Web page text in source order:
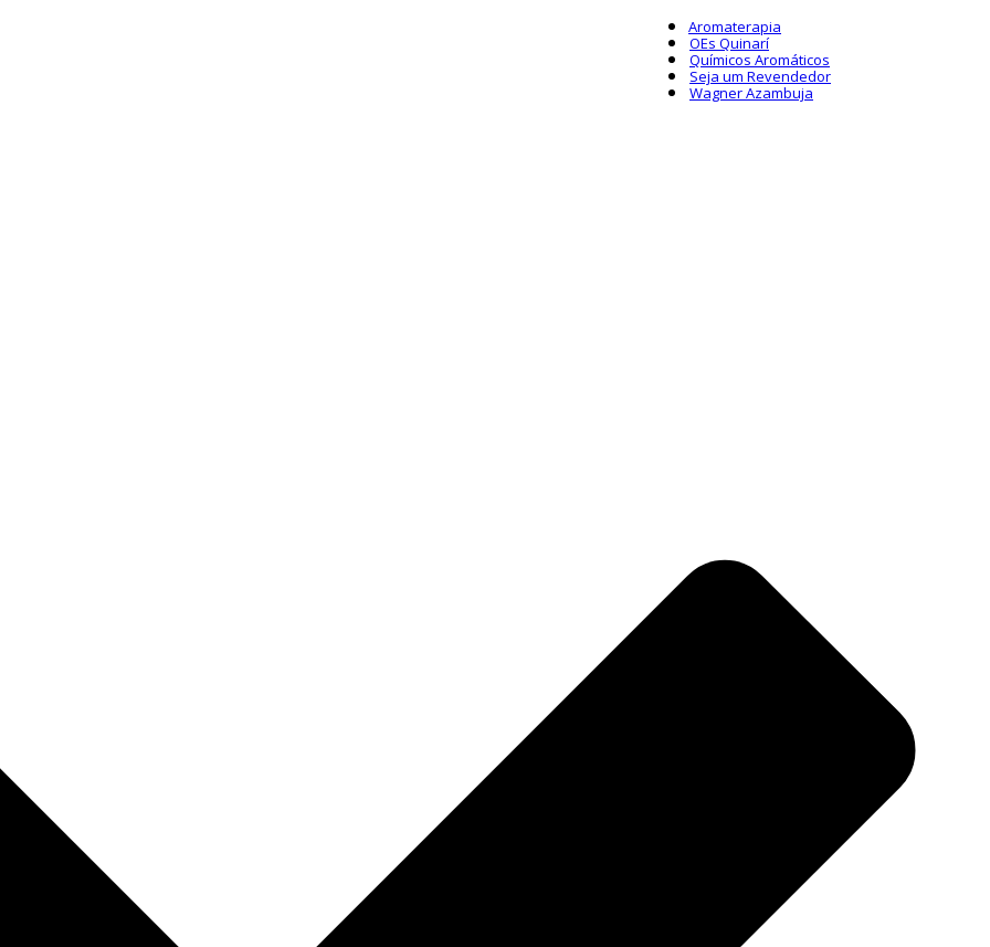
Aromaterapia
OEs Quinarí
Químicos Aromáticos
Seja um Revendedor
Wagner Azambuja